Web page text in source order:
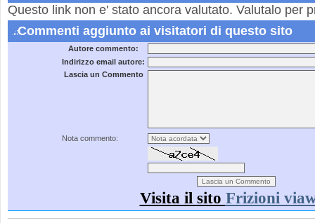
Questo link non e' stato ancora valutato. Valutalo per
Commenti aggiunto ai visitatori di questo sito
Autore commento:
Indirizzo email autore:
Lascia un Commento
Nota commento:
Visita il sito Frizioni